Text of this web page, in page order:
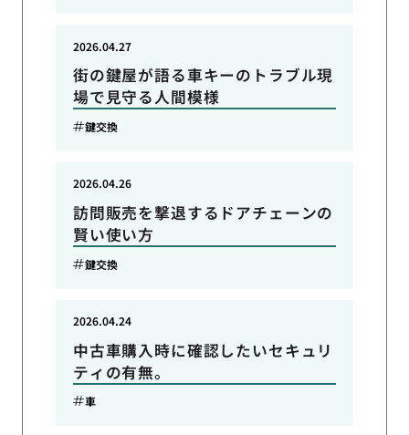
街の鍵屋が語る車キーのトラブル現
場で見守る人間模様
2026.04.27
鍵交換
訪問販売を撃退するドアチェーンの
賢い使い方
2026.04.26
鍵交換
中古車購入時に確認したいセキュリ
ティの有無。
2026.04.24
車